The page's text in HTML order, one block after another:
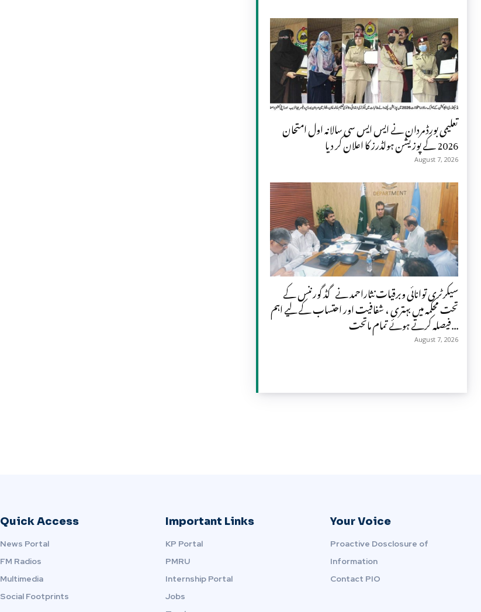
تعلیمی بورڈ مردان نے ایس ایس سی سالانہ اول امتحان
2026 کے پوزیشن ہولڈرز کا اعلان کر دیا
August 7, 2026
سیکرٹری توانائی وبرقیات نثاراحمد نے گڈ گورننس کے
تحت محکمہ میں بہتری ، شفافیت اور احتساب کے لیے اہم
فیصلہ کرتے ہوئے تمام ماتحت...
August 7, 2026
Quick Access
News Portal
FM Radios
Multimedia
Social Footprints
Important Links
KP Portal
PMRU
Internship Portal
Jobs
Your Voice
Proactive Dosclosure of
Information
Contact PIO